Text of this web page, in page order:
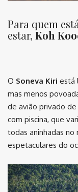
Para quem
estar,Koh
O Soneva Kiri está
mas menos
de avião privado de
com piscina, que
todas aninhadas
espetaculares do